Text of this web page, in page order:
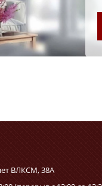
ВЛКСМ, 38А